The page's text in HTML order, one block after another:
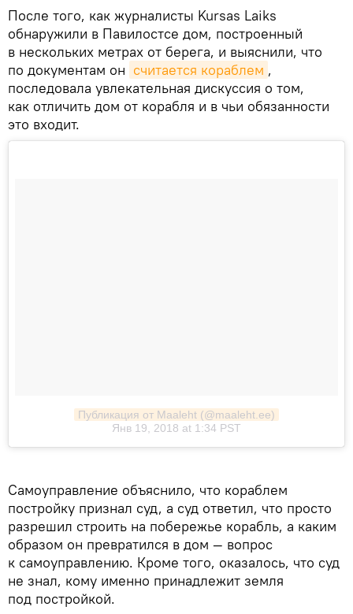
После того, как журналисты Kursas Laiks
обнаружили в Павилостсе дом, построенный
в нескольких метрах от берега, и выяснили, что
по документам он считается кораблем ,
последовала увлекательная дискуссия о том,
как отличить дом от корабля и в чьи обязанности
это входит.
Публикация от Maaleht (@maaleht.ee)
Янв 19, 2018 at 1:34 PST
Самоуправление объяснило, что кораблем
постройку признал суд, а суд ответил, что просто
разрешил строить на побережье корабль, а каким
образом он превратился в дом — вопрос
к самоуправлению. Кроме того, оказалось, что суд
не знал, кому именно принадлежит земля
под постройкой.